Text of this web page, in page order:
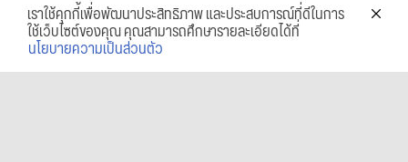
เราใช้คุกกี้เพื่อพัฒนาประสิทธิภาพ และประสบการณ์ที่ดีในการ
ใช้เว็บไซต์ของคุณ คุณสามารถศึกษารายละเอียดได้ที่
นโยบายความเป็นส่วนตัว